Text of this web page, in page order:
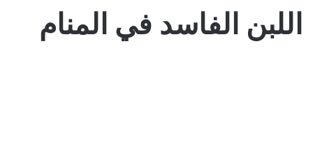
اللبن الفاسد في المنام